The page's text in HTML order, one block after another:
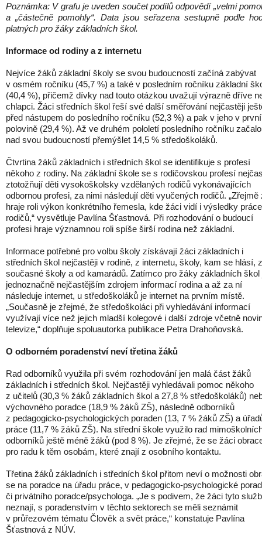
Poznámka: V grafu je uveden součet podílů odpovědí „velmi
a „částečně pomohly“. Data jsou seřazena sestupně podle
platných pro žáky základních škol.
Informace od rodiny a z internetu
Nejvíce žáků základní školy se svou budoucností začíná zabývat
v osmém ročníku (45,7 %) a také v posledním ročníku základní
(40,4 %), přičemž dívky nad touto otázkou uvažují výrazně dříve
chlapci. Žáci středních škol řeší své další směřování nejčastěji
před nástupem do posledního ročníku (52,3 %) a pak v jeho v první
polovině (29,4 %). Až ve druhém pololetí posledního ročníku začalo
nad svou budoucností přemýšlet 14,5 % středoškoláků.
Čtvrtina žáků základních i středních škol se identifikuje s profesí
někoho z rodiny. Na základní škole se s rodičovskou profesí
ztotožňují děti vysokoškolsky vzdělaných rodičů vykonávajících
odbornou profesi, za nimi následují děti vyučených rodičů. „Zřejmě
hraje roli výkon konkrétního řemesla, kde žáci vidí i výsledky práce
rodičů,“ vysvětluje Pavlína Šťastnová. Při rozhodování o budoucí
profesi hraje významnou roli spíše širší rodina než základní.
Informace potřebné pro volbu školy získávají žáci základních i
středních škol nejčastěji v rodině, z internetu, školy, kam se hlásí,
současné školy a od kamarádů. Zatímco pro žáky základních škol
jednoznačně nejčastějším zdrojem informací rodina a až za ní
následuje internet, u středoškoláků je internet na prvním místě.
„Současně je zřejmé, že středoškoláci při vyhledávání informací
využívají více než jejich mladší kolegové i další zdroje včetně
televize,“ doplňuje spoluautorka publikace Petra Drahoňovská.
O odborném poradenství neví třetina žáků
Rad odborníků využila při svém rozhodování jen malá část žáků
základních i středních škol. Nejčastěji vyhledávali pomoc někoho
z učitelů (30,3 % žáků základních škol a 27,8 % středoškoláků)
výchovného poradce (18,9 % žáků ZŠ), následně odborníků
z pedagogicko-psychologických poraden (13, 7 % žáků ZŠ) a
práce (11,7 % žáků ZŠ). Na střední škole využilo rad
odborníků ještě méně žáků (pod 8 %). Je zřejmé, že se žáci
pro radu k těm osobám, které znají z osobního kontaktu.
Třetina žáků základních i středních škol přitom neví o možnosti
se na poradce na úřadu práce, v pedagogicko-psychologické
či privátního poradce/psychologa. „Je s podivem, že žáci tyto
neznají, s poradenstvím v těchto sektorech se měli seznámit
v průřezovém tématu Člověk a svět práce,“ konstatuje Pavlína
Šťastnová z NÚV.